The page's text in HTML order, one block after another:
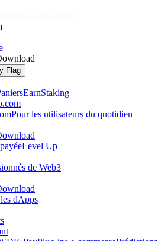
EarnStaking
Pour les utilisateurs du quotidien
Level Up
de Web3
dApps